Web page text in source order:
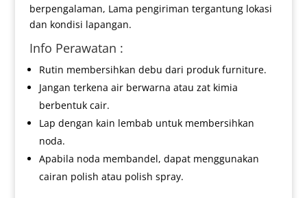
berpengalaman, Lama pengiriman tergantung lokasi
dan kondisi lapangan.
Info Perawatan :
Rutin membersihkan debu dari produk furniture.
Jangan terkena air berwarna atau zat kimia
berbentuk cair.
Lap dengan kain lembab untuk membersihkan
noda.
Apabila noda membandel, dapat menggunakan
cairan polish atau polish spray.